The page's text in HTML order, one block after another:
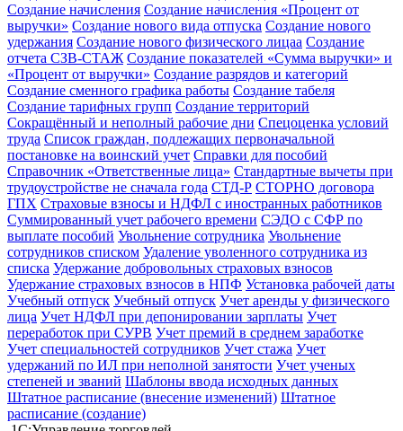
Создание начисления Создание начисления «Процент от
выручки» Создание нового вида отпуска Создание нового
удержания Создание нового физического лицаа Создание
отчета СЗВ-СТАЖ Создание показателей «Сумма выручки» и
«Процент от выручки» Создание разрядов и категорий
Создание сменного графика работы Создание табеля
Создание тарифных групп Создание территорий
Сокращённый и неполный рабочие дни Спецоценка условий
труда Список граждан, подлежащих первоначальной
постановке на воинский учет Справки для пособий
Справочник «Ответственные лица» Стандартные вычеты при
трудоустройстве не сначала года СТД-Р СТОРНО договора
ГПХ Страховые взносы и НДФЛ с иностранных работников
Суммированный учет рабочего времени СЭДО с СФР по
выплате пособий Увольнение сотрудника Увольнение
сотрудников списком Удаление уволенного сотрудника из
списка Удержание добровольных страховых взносов
Удержание страховых взносов в НПФ Установка рабочей даты
Учебный отпуск Учебный отпуск Учет аренды у физического
лица Учет НДФЛ при депонировании зарплаты Учет
переработок при СУРВ Учет премий в среднем заработке
Учет специальностей сотрудников Учет стажа Учет
удержаний по ИЛ при неполной занятости Учет ученых
степеней и званий Шаблоны ввода исходных данных
Штатное расписание (внесение изменений) Штатное
расписание (создание)